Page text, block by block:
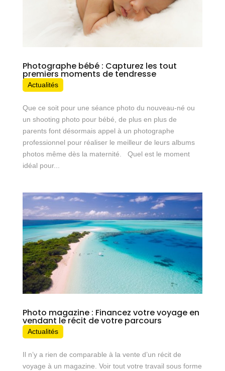
Photographe bébé : Capturez les tout
premiers moments de tendresse
Actualités
Que ce soit pour une séance photo du nouveau-né ou
un shooting photo pour bébé, de plus en plus de
parents font désormais appel à un photographe
professionnel pour réaliser le meilleur de leurs albums
photos même dès la maternité. Quel est le moment
idéal pour...
Photo magazine : Financez votre voyage en
vendant le récit de votre parcours
Actualités
Il n’y a rien de comparable à la vente d’un récit de
voyage à un magazine. Voir tout votre travail sous forme